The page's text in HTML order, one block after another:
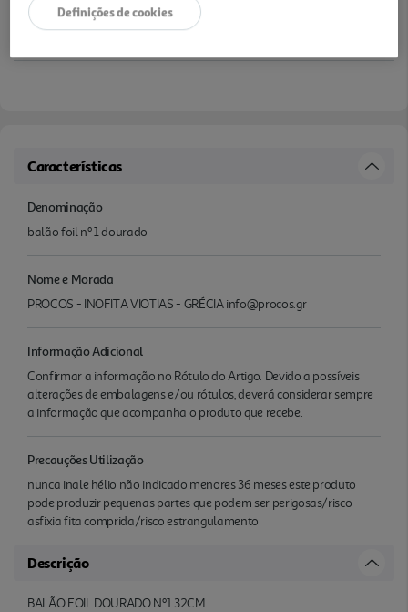
Características
Denominação
balão foil nº 1 dourado
Nome e Morada
PROCOS - INOFITA VIOTIAS - GRÉCIA info@procos.gr
Informação Adicional
Confirmar a informação no Rótulo do Artigo. Devido a possíveis
alterações de embalagens e/ou rótulos, deverá considerar sempre
a informação que acompanha o produto que recebe.
Precauções Utilização
nunca inale hélio não indicado menores 36 meses este produto
pode produzir pequenas partes que podem ser perigosas/risco
asfixia fita comprida/risco estrangulamento
Descrição
BALÃO FOIL DOURADO Nº1 32CM
Definições de cookies